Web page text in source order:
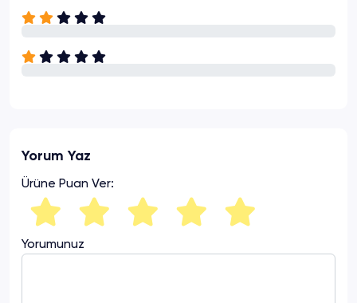
Yorum Yaz
Ürüne Puan Ver:
Yorumunuz